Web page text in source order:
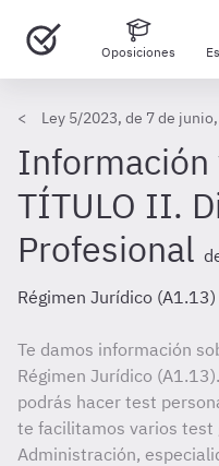
Oposiciones
Ley 5/2023, de 7 de
Información
TÍTULO II.
Profesional
Régimen Jurídico (A1.13)
Te damos información
Régimen Jurídico
podrás hacer test
te facilitamos varios test
Administración,